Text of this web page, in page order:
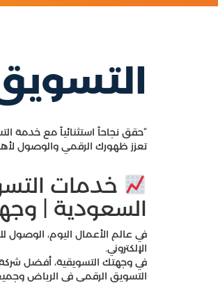
التسويق
“حقق نجاحاً استثنائياً مع خدمة
تعزز ظهورك الرقمي والوصول
خدمات
السعودية |
في عالم الأعمال اليوم،
الإلكتروني.
في وجهتك التسويقية، أفضل
التسويق الرقمي في الرياض